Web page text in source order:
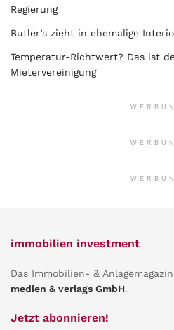
Regierung
Butler’s zieht in ehemalige
Temperatur-Richtwert? Das ist
Mietervereinigung
immobilien investment
Das Immobilien- &
medien & verlags GmbH.
Jetzt abonnieren!